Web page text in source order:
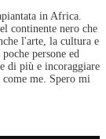
in Africa.
continente nero che
l'arte, la cultura e
persone ed
di più e incoraggiare
me. Spero mi